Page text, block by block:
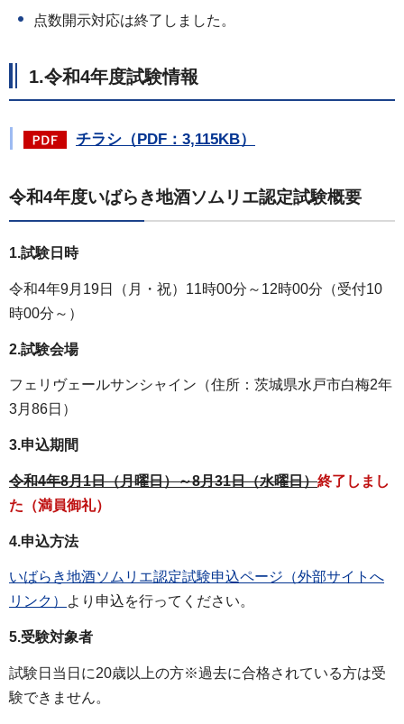
点数開示対応は終了しました。
1.令和4年度試験情報
チラシ（PDF：3,115KB）
令和4年度いばらき地酒ソムリエ認定試験概要
1.試験日時
令和4年9月19日（月・祝）11時00分～12時00分（受付10
時00分～）
2.試験会場
フェリヴェールサンシャイン（住所：茨城県水戸市白梅2年
3月86日）
3.申込期間
令和4年8月1日（月曜日）～8月31日（水曜日）終了しまし
た（満員御礼）
4.申込方法
いばらき地酒ソムリエ認定試験申込ページ（外部サイトへ
リンク）
より申込を行ってください。
5.受験対象者
試験日当日に20歳以上の方※過去に合格されている方は受
験できません。